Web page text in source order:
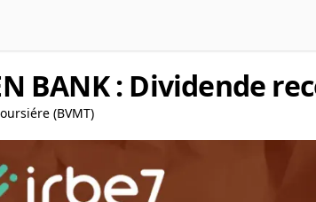
BANK : Dividende
(BVMT)